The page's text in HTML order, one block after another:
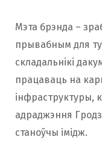
Мэта брэнда –
прывабным для
складальнікі
працаваць на
інфраструктуры,
адраджэння
станоўчы імідж.